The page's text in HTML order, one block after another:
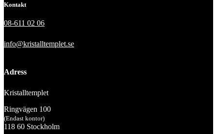
Kontakt
08-611 02 06
info@kristalltemplet.se
Adress
Kristalltemplet
Ringvägen 100
(Endast kontor)
118 60 Stockholm